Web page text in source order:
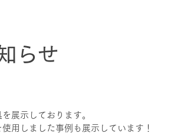
らせ
を展示しております。
使用しました事例も展示しています！